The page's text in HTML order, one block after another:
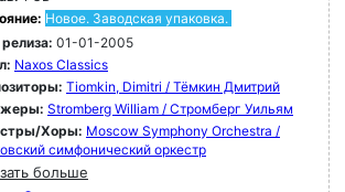
Новое. Заводская упаковка.
01-01-2005
Naxos Classics
Tiomkin, Dimitri / Тёмкин Дмитрий
Stromberg William / Стромберг Уильям
Хоры: Moscow Symphony Orchestra /
симфонический оркестр
больше